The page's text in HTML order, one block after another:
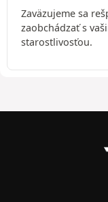
Zaväzujeme sa
zaobchádzať s
starostlivosťou.